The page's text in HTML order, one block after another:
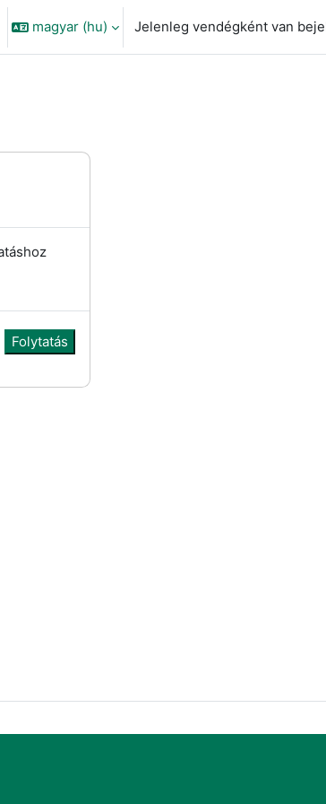
bemeneti adatok váltása
magyar ‎(hu)‎ Jelenleg vendégként van
Folytatás